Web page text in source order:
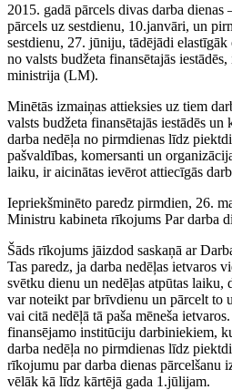
2015. gadā pārcels divas darba
pārcels uz sestdienu, 10.janvāri, un
sestdienu, 27. jūniju, tādējādi
no valsts budžeta finansētajās
ministrija (LM).
Minētās izmaiņas attieksies uz tiem
valsts budžeta finansētajās iestādēs
darba nedēļa no pirmdienas līdz
pašvaldības, komersanti un
laiku, ir aicinātas ievērot attiecīgās
Iepriekšminēto paredz pirmdien, 26.
Ministru kabineta rīkojums Par darba
Šāds rīkojums jāizdod saskaņā ar
Tas paredz, ja darba nedēļas ietvaros
svētku dienu un nedēļas atpūtas laiku,
var noteikt par brīvdienu un pārcelt to
vai citā nedēļā tā paša mēneša
finansējamo institūciju darbiniekiem,
darba nedēļa no pirmdienas līdz
rīkojumu par darba dienas pārcelšanu
vēlāk kā līdz kārtējā gada 1.jūlijam.